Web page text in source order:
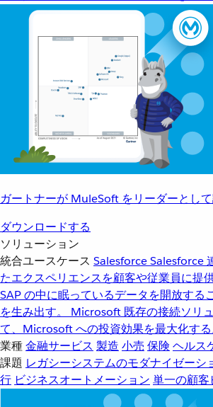
ガートナーが MuleSoft をリーダーとし
ダウンロードする
ソリューション
統合ユースケース SalesforceSalesforce
たエクスペリエンスを顧客や従業員に提
SAP の中に眠っているデータを開放する
を生み出す。
Microsoft 既存の接続ソリ
て、Microsoft への投資効果を最大化する
業種金融サービス 製造 小売 保険 ヘルス
課題 レガシーシステムのモダナイゼーシ
行 ビジネスオートメーション 単一の顧客